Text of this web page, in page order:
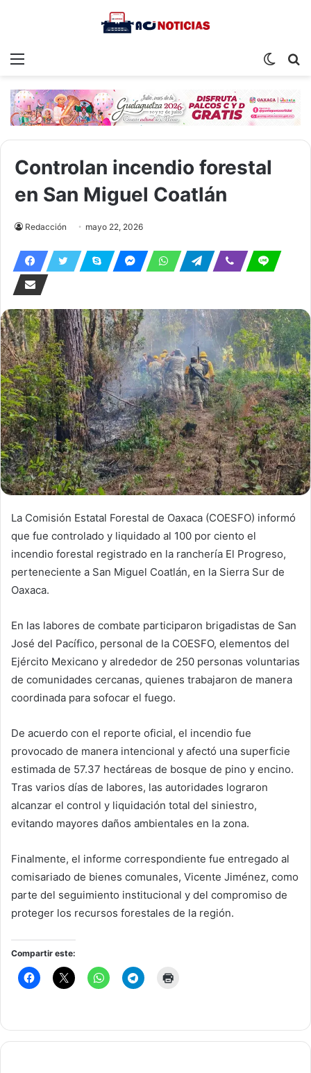
Menu
Switch
Controlan incendio forestal
en San Miguel Coatlán
Redacción mayo 22, 2026
La Comisión Estatal Forestal de Oaxaca (COESFO) informó
que fue controlado y liquidado al 100 por ciento el
incendio forestal registrado en la ranchería El Progreso,
perteneciente a San Miguel Coatlán, en la Sierra Sur de
Oaxaca.
En las labores de combate participaron brigadistas de San
José del Pacífico, personal de la COESFO, elementos del
Ejército Mexicano y alrededor de 250 personas voluntarias
de comunidades cercanas, quienes trabajaron de manera
coordinada para sofocar el fuego.
De acuerdo con el reporte oficial, el incendio fue
provocado de manera intencional y afectó una superficie
estimada de 57.37 hectáreas de bosque de pino y encino.
Tras varios días de labores, las autoridades lograron
alcanzar el control y liquidación total del siniestro,
evitando mayores daños ambientales en la zona.
Finalmente, el informe correspondiente fue entregado al
comisariado de bienes comunales, Vicente Jiménez, como
parte del seguimiento institucional y del compromiso de
proteger los recursos forestales de la región.
Compartir este: